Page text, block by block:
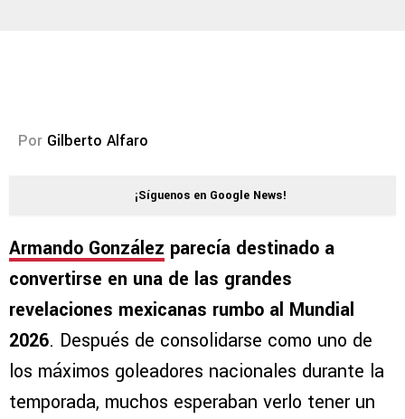
Por Gilberto Alfaro
¡Síguenos en Google News!
Armando González parecía destinado a
convertirse en una de las grandes
revelaciones mexicanas rumbo al Mundial
2026. Después de consolidarse como uno de
los máximos goleadores nacionales durante la
temporada, muchos esperaban verlo tener un